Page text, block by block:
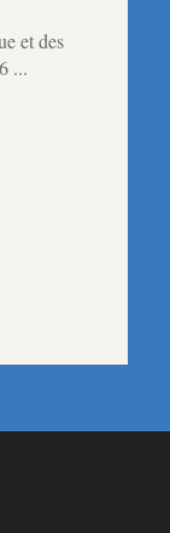
et des
...